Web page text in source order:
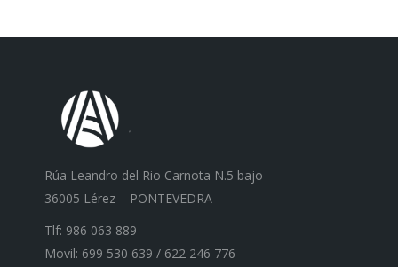
Rúa Leandro del Rio Carnota N.5 bajo
36005 Lérez – PONTEVEDRA
Tlf: 986 063 889
Movil: 699 530 639 / 622 246 776